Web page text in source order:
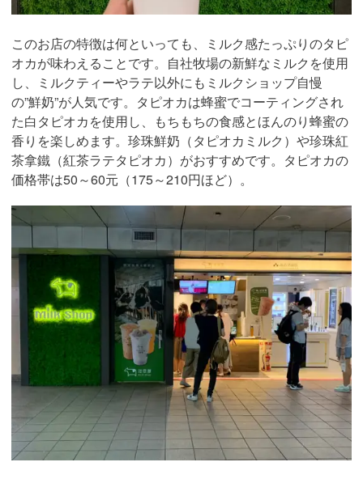
このお店の特徴は何といっても、ミルク感たっぷりのタピ
オカが味わえることです。自社牧場の新鮮なミルクを使用
し、ミルクティーやラテ以外にもミルクショップ自慢
の”鮮奶”が人気です。タピオカは蜂蜜でコーティングされ
た白タピオカを使用し、もちもちの食感とほんのり蜂蜜の
香りを楽しめます。珍珠鮮奶（タピオカミルク）や珍珠紅
茶拿鐵（紅茶ラテタピオカ）がおすすめです。タピオカの
価格帯は50～60元（175～210円ほど）。